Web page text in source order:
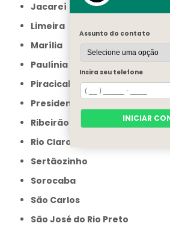
Jacareí
Limeira
Marília
Paulínia
Piracicaba
Presidente Prudente
Ribeirão Preto
Rio Claro
Sertãozinho
Sorocaba
São Carlos
São José do Rio Preto
Assunto do contato
Insira seu telefone
INICIAR